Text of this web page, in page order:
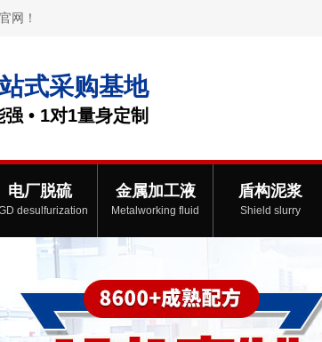
网！
式采购基地
• 1对1量身定制
电厂脱硫
desulfurization
金属加工液
Metalworking fluid
盾构泥浆
Shield slurry